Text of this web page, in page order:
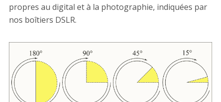
propres au digital et à la photographie, indiquées par
nos boîtiers DSLR.